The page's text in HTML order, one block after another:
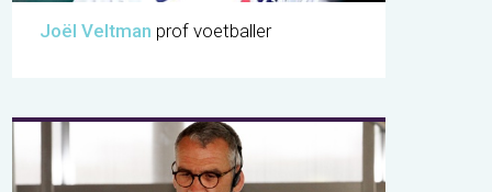
Joël Veltman prof voetballer